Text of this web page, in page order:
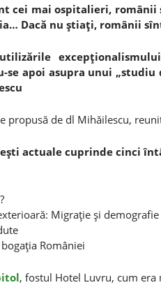
cei mai ospitalieri,
Dacă nu ştiaţi, românii
apoi asupra unui „studiu
propusă de dl Mihăilescu,
actuale cuprinde cinci
Migraţie şi demografie
României
, fostul Hotel Luvru, cum era